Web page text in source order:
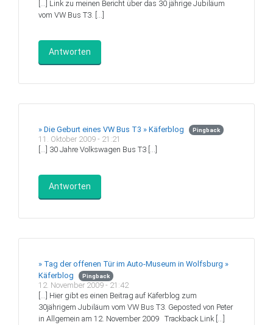
[…] Link zu meinen Bericht über das 30 jährige Jubiläum
vom VW Bus T3. […]
Antworten
» Die Geburt eines VW Bus T3 » Käferblog Pingback
11. Oktober 2009 - 21:21
[…] 30 Jahre Volkswagen Bus T3 […]
Antworten
» Tag der offenen Tür im Auto-Museum in Wolfsburg »
Käferblog
Pingback
12. November 2009 - 21:42
[…] Hier gibt es einen Beitrag auf Käferblog zum
30jährigem Jubiläum vom VW Bus T3. Geposted von Peter
in Allgemein am 12. November 2009 ‌ Trackback Link […]